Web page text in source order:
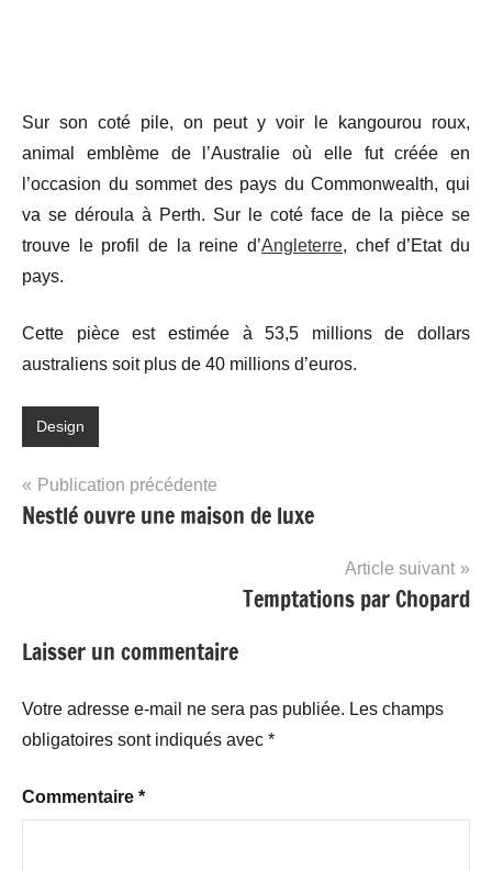
Sur son coté pile, on peut y voir le kangourou roux,
animal emblème de l’Australie où elle fut créée en
l’occasion du sommet des pays du Commonwealth, qui
va se déroula à Perth. Sur le coté face de la pièce se
trouve le profil de la reine d’Angleterre, chef d’Etat du
pays.
Cette pièce est estimée à 53,5 millions de dollars
australiens soit plus de 40 millions d’euros.
Design
Navigation
de
Publication précédente
Nestlé ouvre une maison de luxe
Article suivant
Temptations par Chopard
Laisser un commentaire
Votre adresse e-mail ne sera pas publiée. Les champs
obligatoires sont indiqués avec *
Commentaire *